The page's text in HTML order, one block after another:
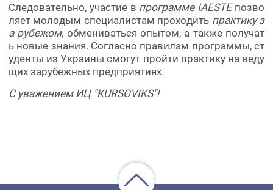
Следовательно, участие в программе IAESTEпозво
ляет молодым специалистам проходить практику з
а рубежом, обмениваться опытом, а также получат
ь новые знания. Согласно правилам программы, ст
уденты из Украины смогут пройти практику на веду
щих зарубежных предприятиях.
С уважением ИЦ "KURSOVIKS"!